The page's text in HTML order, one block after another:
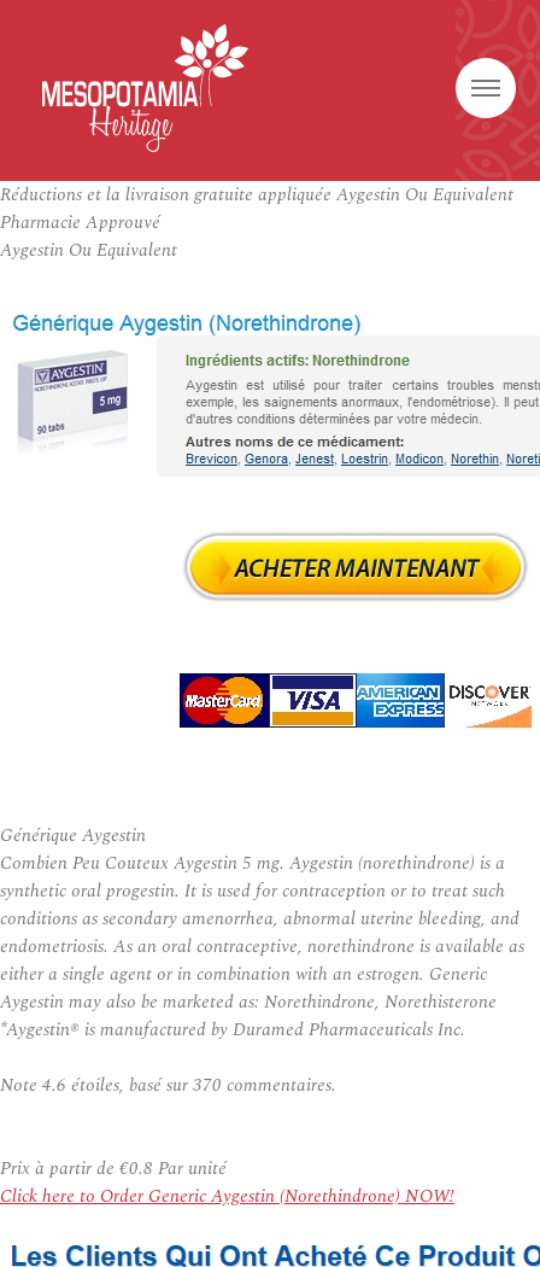
Réductions et la livraison gratuite appliquée Aygestin Ou Equivalent
Pharmacie Approuvé
Aygestin Ou Equivalent
Générique Aygestin
Combien Peu Couteux Aygestin 5 mg. Aygestin (norethindrone) is a
synthetic oral progestin. It is used for contraception or to treat such
conditions as secondary amenorrhea, abnormal uterine bleeding, and
endometriosis. As an oral contraceptive, norethindrone is available as
either a single agent or in combination with an estrogen. Generic
Aygestin may also be marketed as: Norethindrone, Norethisterone
*Aygestin® is manufactured by Duramed Pharmaceuticals Inc.
Note 4.6 étoiles, basé sur370 commentaires.
Prix à partir de €0.8 Par unité
Click here to Order Generic Aygestin (Norethindrone) NOW!